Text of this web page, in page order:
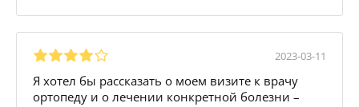
2023-03-11
Я хотел бы рассказать о моем визите к врачу
ортопеду и о лечении конкретной болезни –